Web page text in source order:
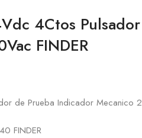
4Ctos
FINDER
de Prueba Indicador Mecanico
FINDER